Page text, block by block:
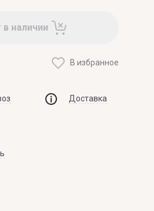
в наличии
В избранное
Доставка